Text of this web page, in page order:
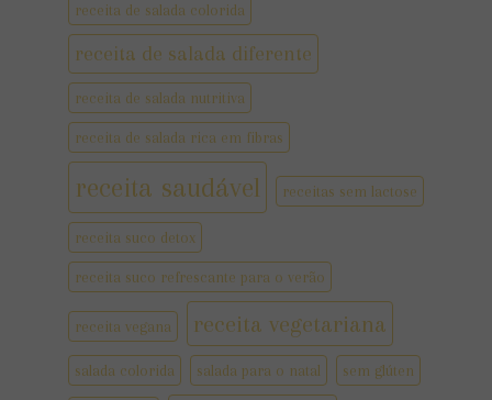
receita de salada colorida
receita de salada diferente
receita de salada nutritiva
receita de salada rica em fibras
receita saudável receitas sem lactose
receita suco detox
receita suco refrescante para o verão
receita vegana receita vegetariana
salada colorida salada para o natal sem glúten